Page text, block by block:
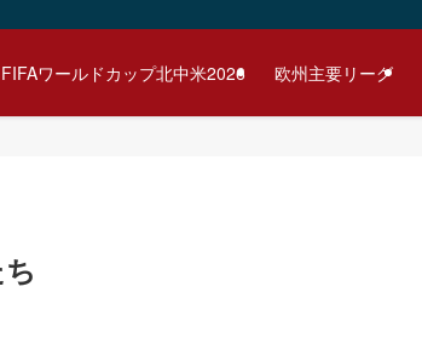
FIFAワールドカップ北中米2026 欧州主要リーグ